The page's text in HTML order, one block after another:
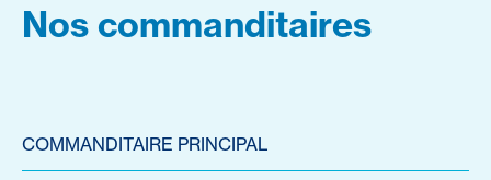
Nos commanditaires
COMMANDITAIRE PRINCIPAL